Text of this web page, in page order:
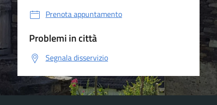
Prenota appuntamento
Problemi in città
Segnala disservizio